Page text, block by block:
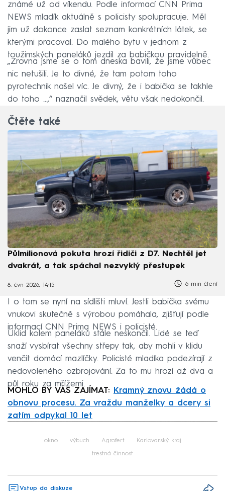
známé už od víkendu. Podle informací CNN Prima
NEWS mladík aktuálně s policisty spolupracuje. Měl
jim už dokonce zaslat seznam konkrétních látek, se
kterými pracoval. Do malého bytu v jednom z
toužimských paneláků jezdil za babičkou pravidelně.
„Zrovna jsme se o tom dneska bavili, že jsme vůbec
nic netušili. Je to divné, že tam potom toho
pyrotechnik našel víc. Je divný, že i babička se takhle
do toho ...,“ naznačil svědek, větu však nedokončil.
Čtěte také
Půlmilionová pokuta hrozí řidiči z D7. Nechtěl jet
dvakrát, a tak spáchal nezvyklý přestupek
8. čvn 2026, 14:15 6 min čtení
I o tom se nyní na sídlišti mluví. Jestli babička svému
vnukovi skutečně s výrobou pomáhala, zjišťují podle
informací CNN Prima NEWS i policisté.
Úklid kolem paneláků stále neskončil. Lidé se teď
snaží vysbírat všechny střepy tak, aby mohli v klidu
venčit domácí mazlíčky. Policisté mladíka podezírají z
nedovoleného ozbrojování. Za to mu hrozí až dva a
půl roku za mřížemi.
MOHLO BY VÁS ZAJÍMAT: Kramný znovu žádá o
obnovu procesu. Za vraždu manželky a dcery si
zatím odpykal 10 let
okno výbuch Agrofert Karlovarský kraj
trestná činnost
Vstup do diskuze